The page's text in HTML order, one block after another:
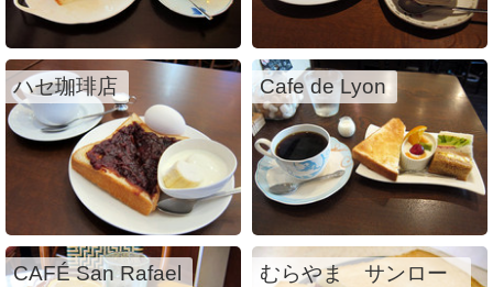
ハセ珈琲店 Cafe de Lyon
CAFÉ San Rafael
むらやま サンロー